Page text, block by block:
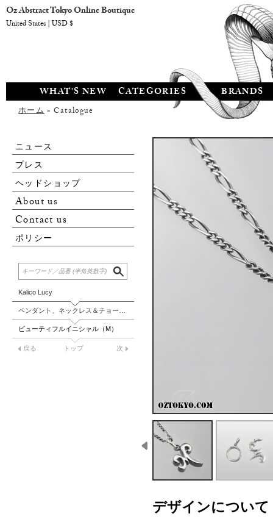
WHAT'S NEW CATEGORIES BRANDS
ホーム» Catalogue
ニュース
プレス
ヘッドショップ
About us
Contact us
ポリシー
Kalico Lucy
ビューティフルイニシャル（M）
戻る トップ 次
デザインについて
Oz Abstract Tokyo Online Boutique
United States | USD $